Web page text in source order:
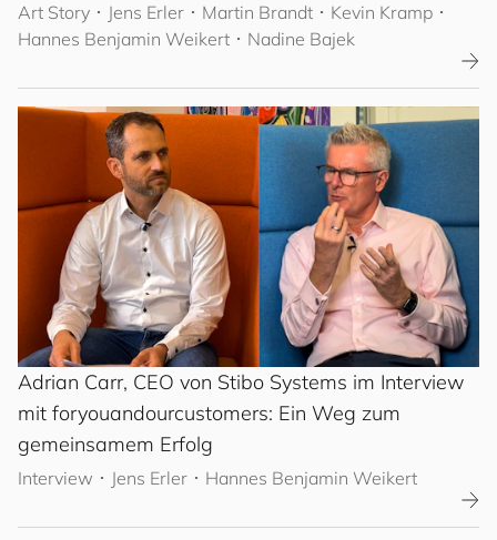
Art Story ･ Jens Erler ･ Martin Brandt ･ Kevin Kramp ･
Hannes Benjamin Weikert ･ Nadine Bajek
Adrian Carr, CEO von Stibo Systems im Interview
mit foryouandourcustomers: Ein Weg zum
gemeinsamem Erfolg
Interview ･ Jens Erler ･ Hannes Benjamin Weikert